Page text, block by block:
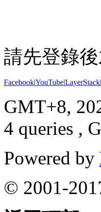
請先登錄
Facebook|YouTube|LayerStack|
GMT+8,
4 queries ,
Powered by
© 2001-